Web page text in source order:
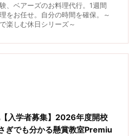
、ベアーズのお料理代行。1週間
をお任せ。自分の時間を確保。～
楽しむ休日シリーズ～
入学者募集】2026年度開校
ぎでも分かる懸賞教室Premiu